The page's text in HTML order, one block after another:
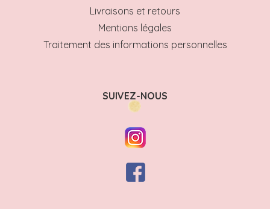
Livraisons et retours
Mentions légales
Traitement des informations personnelles
SUIVEZ-NOUS